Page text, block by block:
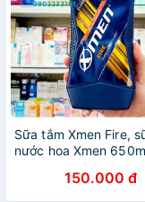
Sữa tắm Xmen Fire,
nước hoa Xmen
150.000 đ